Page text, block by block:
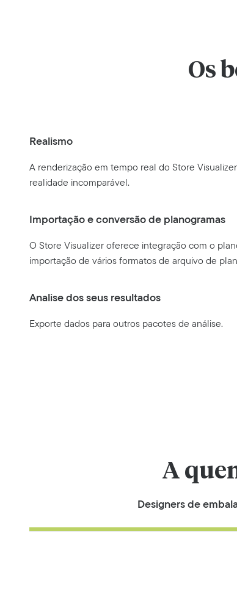
Os
Realismo
A renderização em tempo real do Store
realidade incomparável.
Importação e conversão de planogramas
O Store Visualizer oferece integração com o
importação de vários formatos de arquivo de
Analise dos seus resultados
Exporte dados para outros pacotes de análise.
A
Designers de